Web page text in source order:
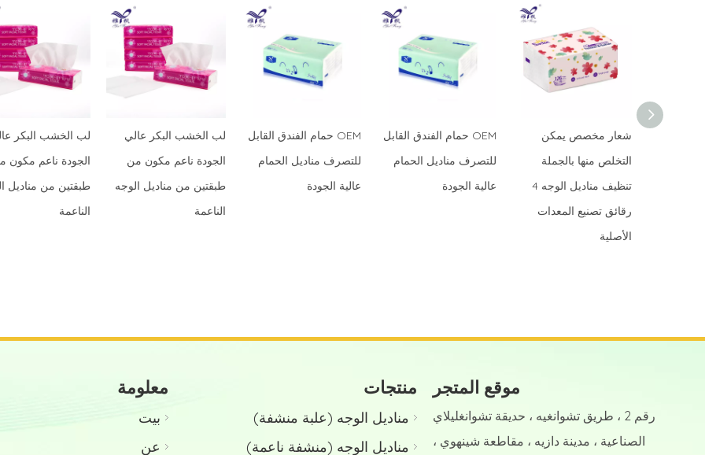
لب الخشب البكر
الجودة ناعم مكون
طبقتين من مناديل
الناعمة
لب الخشب البكر عالي
الجودة ناعم مكون من
طبقتين من مناديل الوجه
الناعمة
OEM حمام الفندق القابل
للتصرف مناديل الحمام
عالية الجودة
OEM حمام الفندق القابل
للتصرف مناديل الحمام
عالية الجودة
شعار مخصص يمكن
التخلص منها بالجملة
تنظيف مناديل الوجه 4
رقائق تصنيع المعدات
الأصلية
معلومة
بيت
عن
منتجات
مناديل الوجه (علبة منشفة)
مناديل الوجه (منشفة ناعمة)
موقع المتجر
رقم 2 ، طريق تشوانغيه ، حديقة تشوانغليلاي
الصناعية ، مدينة دازيه ، مقاطعة شينهوي ،